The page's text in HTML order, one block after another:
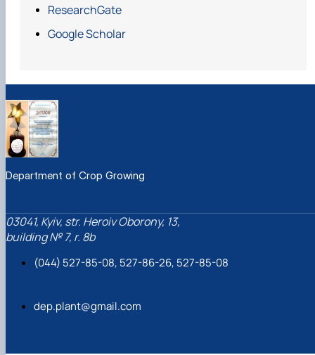
ResearchGate
Google Scholar
org/
Міжнародний проект “Продуктивність нових та
Міжнародний проект по співпраці з японськими
вченими щодо альтернативних технологій
вирощування цукрових буряків спільно з
Department of Crop Growing
03041, Kyiv, str. Heroiv Oborony, 13,
building № 7, r. 8b
(044) 527-85-08, 527-86-26, 527-85-08
dep.plant@gmail.com